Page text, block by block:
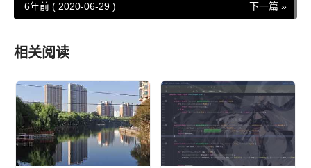
第6节 OnPageLoad事件 . 39
第1节 控制模块中控件 ..... 40
第2节 模块自定义事件（Raised Events） ...... 42
第六章 多人协助和版本管理 . 44
第1节 Axure共享工程（Shared Project） ...... 44
案例篇 .............. 52
下一篇 »
6年前 ( 2020-06-29 )
相关阅读